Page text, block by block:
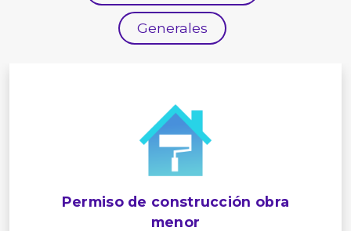
Generales
Permiso de construcción obra
menor